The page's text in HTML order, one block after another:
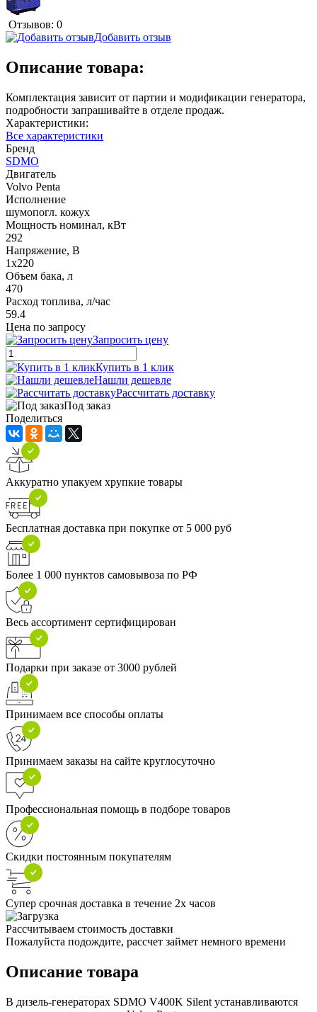
Отзывов: 0
Добавить отзыв
Описание товара:
Комплектация зависит от партии и модификации генератора,
подробности запрашивайте в отделе продаж.
Характеристики:
Все характеристики
Бренд
SDMO
Двигатель
Volvo Penta
Исполнение
шумопогл. кожух
Мощность номинал, кВт
292
Напряжение, В
1x220
Объем бака, л
470
Расход топлива, л/час
59.4
Цена по запросу
Запросить цену
Купить в 1 клик
Нашли дешевле
Рассчитать доставку
Под заказ
Поделиться
Аккуратно упакуем хрупкие товары
Бесплатная доставка при покупке от 5 000 руб
Более 1 000 пунктов самовывоза по РФ
Весь ассортимент сертифицирован
Подарки при заказе от 3000 рублей
Принимаем все способы оплаты
Принимаем заказы на сайте круглосуточно
Профессиональная помощь в подборе товаров
Скидки постоянным покупателям
Супер срочная доставка в течение 2х часов
Рассчитываем стоимость доставки
Пожалуйста подождите, рассчет займет немного времени
Описание товара
В дизель-генераторах SDMO V400K Silent устанавливаются